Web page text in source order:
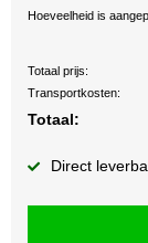
Hoeveelheid is
Totaal prijs:
Transportkosten:
Totaal:
Direct